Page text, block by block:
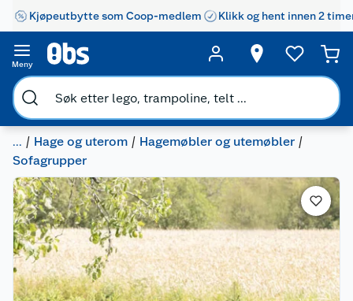
Kjøpeutbytte som Coop-medlem Klikk og hent innen 2
Meny
... Hage og uterom
Hagemøbler og utemøbler
Sofagrupper